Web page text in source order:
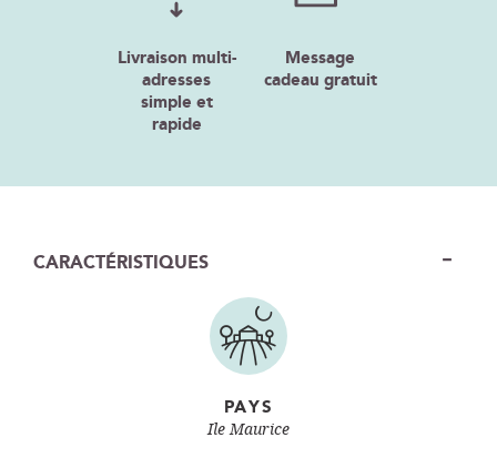
Livraison multi-
adresses
simple et
rapide
Message
cadeau gratuit
CARACTÉRISTIQUES
PAYS
Ile Maurice